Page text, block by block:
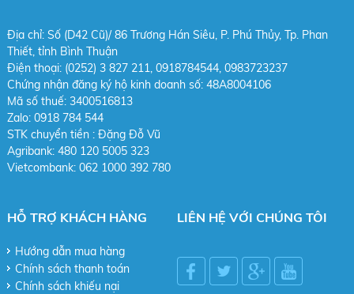
Địa chỉ: Số (D42 Cũ)/ 86 Trương Hán Siêu, P. Phú Thủy, Tp. Phan
Thiết, tỉnh Bình Thuận
Điện thoại: (0252) 3 827 211, 0918784544, 0983723237
Chứng nhận đăng ký hộ kinh doanh số: 48A8004106
Mã số thuế: 3400516813
Zalo: 0918 784 544
STK chuyển tiền : Đặng Đỗ Vũ
Agribank: 480 120 5005 323
Vietcombank: 062 1000 392 780
HỖ TRỢ KHÁCH HÀNG
Hướng dẫn mua hàng
Chính sách thanh toán
Chính sách khiếu nại
LIÊN HỆ VỚI CHÚNG TÔI